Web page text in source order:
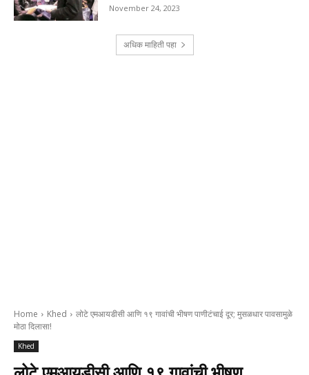
November 24, 2023
अधिक माहिती पहा